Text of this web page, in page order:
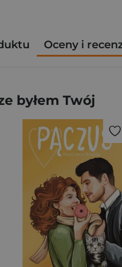
Oceny i
byłem Twój